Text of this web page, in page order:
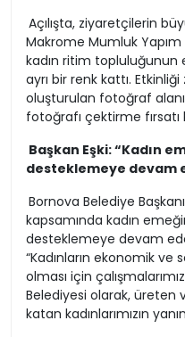
Açılışta, ziyaretçilerin
Makrome Mumluk
kadın ritim topluluğunun
ayrı bir renk kattı.
oluşturulan fotoğraf
fotoğrafı çektirme fırsatı
Başkan Eşki: “Kadın
desteklemeye devam
Bornova Belediye
kapsamında kadın
desteklemeye devam
“Kadınların ekonomik
olması için
Belediyesi olarak,
katan kadınlarımızın